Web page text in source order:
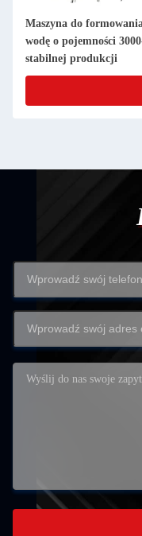
Maszyna do
wodę o pojemności
stabilnej produkcji